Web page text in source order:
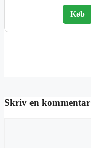
Køb
Skriv en kommentar